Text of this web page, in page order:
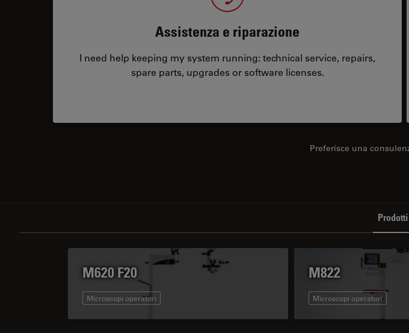
Assistenza e riparazione
I need help keeping my system running: technical service, repairs,
spare parts, upgrades or software licenses.
Preferisce una
M620 F20
Microscopi operatori
M822
Microscopi operatori